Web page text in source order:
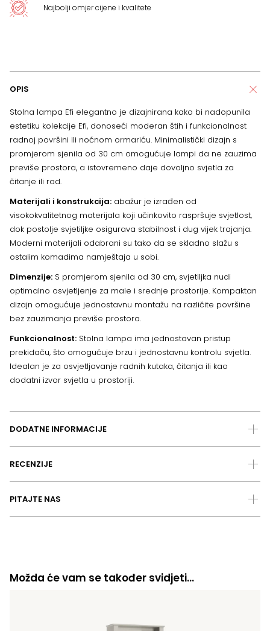
Najbolji omjer cijene i kvalitete
OPIS
Stolna lampa Efi elegantno je dizajnirana kako bi nadopunila
estetiku kolekcije Efi, donoseći moderan štih i funkcionalnost
radnoj površini ili noćnom ormariću. Minimalistički dizajn s
promjerom sjenila od 30 cm omogućuje lampi da ne zauzima
previše prostora, a istovremeno daje dovoljno svjetla za
čitanje ili rad.
Materijali i konstrukcija: abažur je izrađen od
visokokvalitetnog materijala koji učinkovito raspršuje svjetlost,
dok postolje svjetiljke osigurava stabilnost i dug vijek trajanja.
Moderni materijali odabrani su tako da se skladno slažu s
ostalim komadima namještaja u sobi.
Dimenzije: S promjerom sjenila od 30 cm, svjetiljka nudi
optimalno osvjetljenje za male i srednje prostorije. Kompaktan
dizajn omogućuje jednostavnu montažu na različite površine
bez zauzimanja previše prostora.
Funkcionalnost: Stolna lampa ima jednostavan pristup
prekidaču, što omogućuje brzu i jednostavnu kontrolu svjetla.
Idealan je za osvjetljavanje radnih kutaka, čitanja ili kao
dodatni izvor svjetla u prostoriji.
DODATNE INFORMACIJE
RECENZIJE
PITAJTE NAS
Možda će vam se također svidjeti…